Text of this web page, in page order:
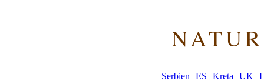
Serbien ES Kreta UK